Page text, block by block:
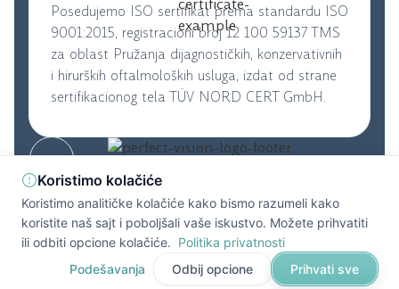
Posedujemo ISO sertifikat prema standardu ISO
9001:2015, registracioni broj 12 100 59137 TMS
za oblast Pružanja dijagnostičkih, konzervativnih
i hirurških oftalmoloških usluga, izdat od strane
sertifikacionog tela TÜV NORD CERT GmbH.
Uslovi korišćenja
Developed by DevifyPro
Koristimo kolačiće
Koristimo analitičke kolačiće kako bismo razumeli kako
koristite naš sajt i poboljšali vaše iskustvo. Možete prihvatiti
ili odbiti opcione kolačiće. Politika privatnosti
Podešavanja
Odbij opcione Prihvati sve